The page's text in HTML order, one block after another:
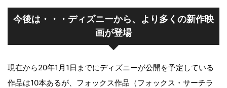
今後は・・・ディズニーから、より多くの新作映
画が登場
現在から20年1月1日までにディズニーが公開を予定している
作品は10本あるが、フォックス作品（フォックス・サーチラ